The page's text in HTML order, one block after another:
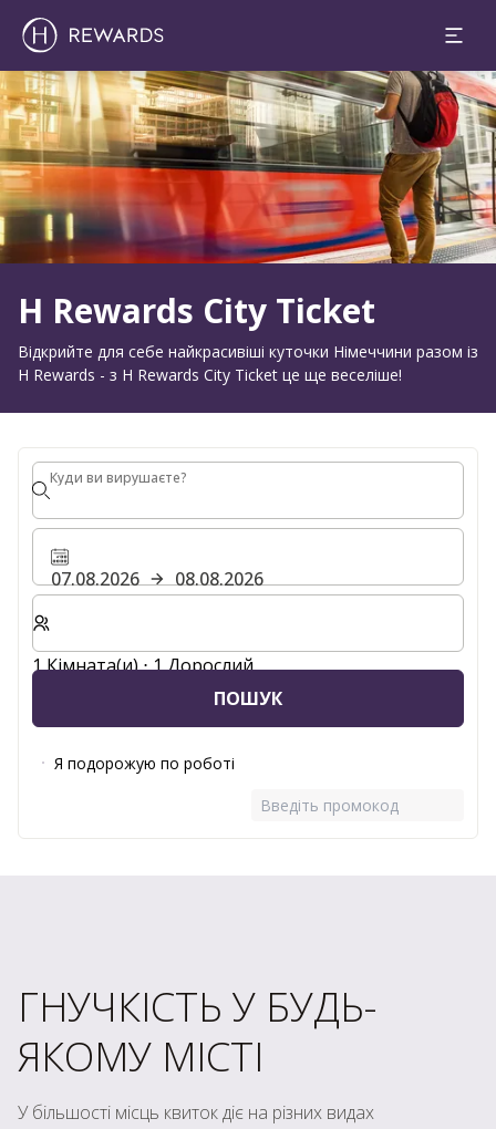
Слайд 1 з 1
H Rewards City Ticket
Відкрийте для себе найкрасивіші куточки Німеччини разом із
H Rewards - з H Rewards City Ticket це ще веселіше!
Куди ви вирушаєте?
Куди ви вирушаєте?
07.08.2026
08.08.2026
Виберіть кількість кімнат та гостей для вашого
1 Кімната(и) ⋅ 1 Дорослий
ПОШУК
Я подорожую по роботі
Введіть промокод
ГНУЧКІСТЬ У БУДЬ-
ЯКОМУ МІСТІ
У більшості місць квиток діє на різних видах